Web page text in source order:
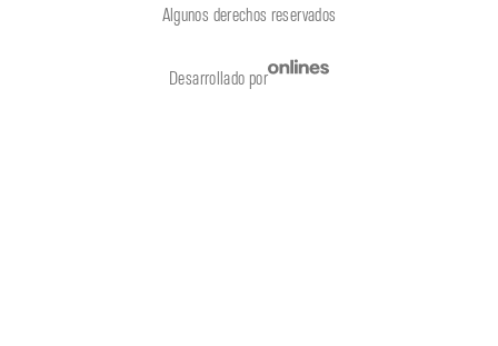
Algunos derechos reservados
Desarrollado por